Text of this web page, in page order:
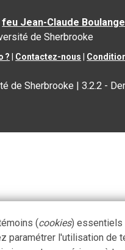
feu Jean-Claude
de Sherbrooke
? Contactez-nous
de Sherbrooke |3.2.2 -
(cookies) essentiels
paramétrer l'utilisation de